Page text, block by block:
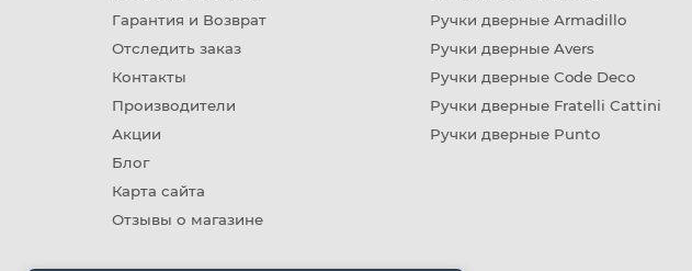
Гарантия и Возврат
Отследить заказ
Контакты
Производители
Акции
Блог
Карта сайта
Отзывы о магазине
Ручки дверные Armadillo
Ручки дверные Avers
Ручки дверные Code Deco
Ручки дверные Fratelli Cattini
Ручки дверные Punto